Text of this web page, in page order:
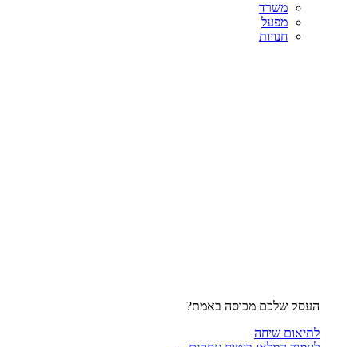
משרד
מפעל
חנויות
העסק שלכם מכוסה באמת?
לתיאום שיחה